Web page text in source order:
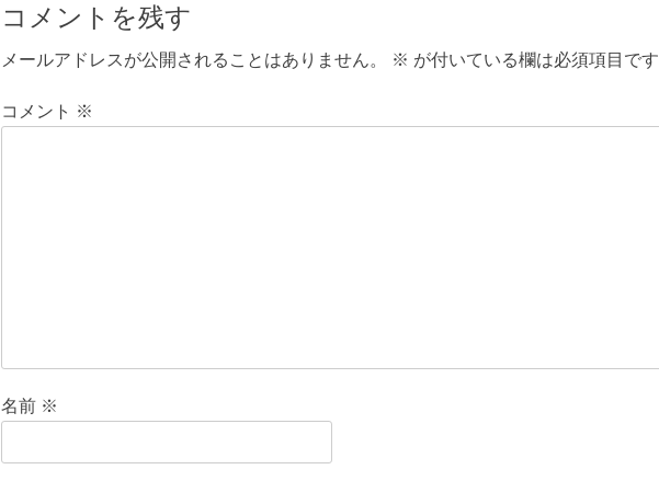
ビ
ゲ
ー
稿:
コメントを残す
メールアドレスが公開されることはありません。 ※ が付いている欄は必須項目です
コメント ※
名前 ※